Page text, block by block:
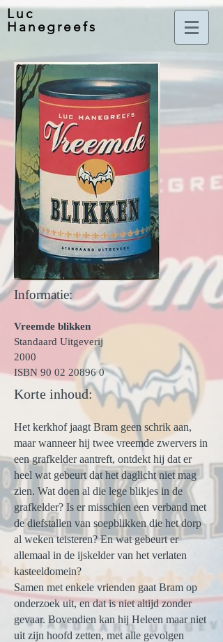
Luc
Hanegreefs
Informatie:
Vreemde blikken
Standaard Uitgeverij
2000
ISBN 90 02 20896 0
Korte inhoud:
Het kerkhof jaagt Bram geen schrik aan,
maar wanneer hij twee vreemde zwervers in
een grafkelder aantreft, ontdekt hij dat er
heel wat gebeurt dat het daglicht niet mag
zien. Wat doen al die lege blikjes in de
grafkelder? Is er misschien een verband met
de diefstallen van soepblikken die het dorp
al weken teisteren? En wat gebeurt er
allemaal in de ijskelder van het verlaten
kasteeldomein?
Samen met enkele vrienden gaat Bram op
onderzoek uit, en dat is niet altijd zonder
gevaar. Bovendien kan hij Heleen maar niet
uit zijn hoofd zetten, met alle gevolgen